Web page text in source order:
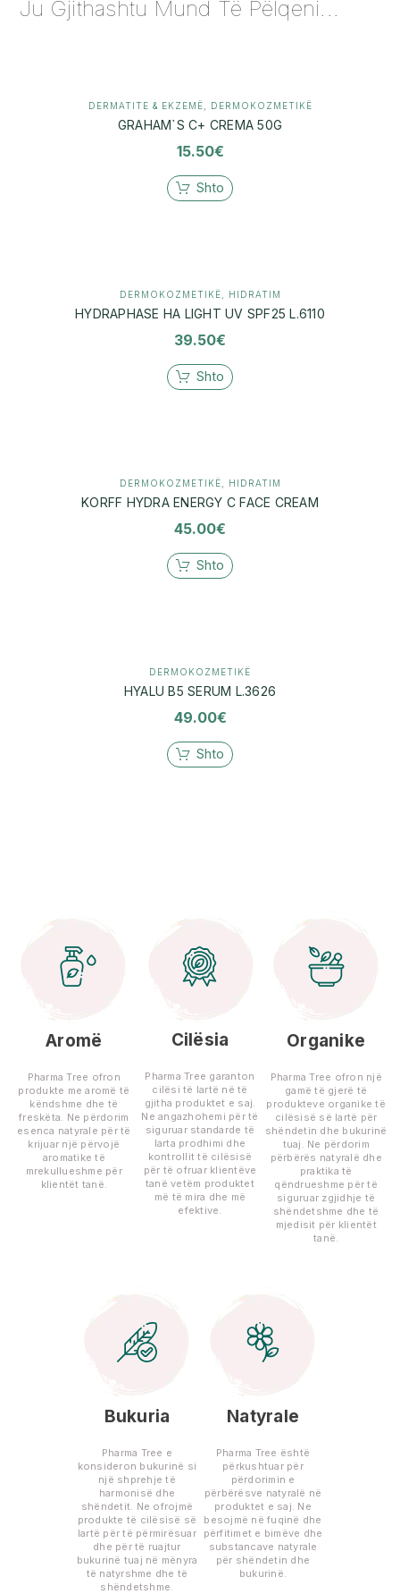
Ju Gjithashtu Mund Të Pëlqeni...
DERMATITE & EKZEMË DERMOKOZMETIKË
GRAHAM`S C+ CREMA 50G
15.50€
Shto
DERMOKOZMETIKË HIDRATIM
HYDRAPHASE HA LIGHT UV SPF25 L.6110
39.50€
Shto
DERMOKOZMETIKË HIDRATIM
KORFF HYDRA ENERGY C FACE CREAM
45.00€
Shto
DERMOKOZMETIKË
HYALU B5 SERUM L.3626
49.00€
Shto
Aromë
Pharma Tree ofron
produkte me aromë të
këndshme dhe të
freskëta. Ne përdorim
esenca natyrale për të
krijuar një përvojë
aromatike të
mrekullueshme për
klientët tanë.
Cilësia
Pharma Tree garanton
cilësi të lartë në të
gjitha produktet e saj.
Ne angazhohemi për të
siguruar standarde të
larta prodhimi dhe
kontrollit të cilësisë
për të ofruar klientëve
tanë vetëm produktet
më të mira dhe më
efektive.
Organike
Pharma Tree ofron një
gamë të gjerë të
produkteve organike të
cilësisë së lartë për
shëndetin dhe bukurinë
tuaj. Ne përdorim
përbërës natyralë dhe
praktika të
qëndrueshme për të
siguruar zgjidhje të
shëndetshme dhe të
mjedisit për klientët
tanë.
Bukuria
Pharma Tree e
konsideron bukurinë si
një shprehje të
harmonisë dhe
shëndetit. Ne ofrojmë
produkte të cilësisë së
lartë për të përmirësuar
dhe për të ruajtur
bukurinë tuaj në mënyra
të natyrshme dhe të
shëndetshme.
Natyrale
Pharma Tree është
përkushtuar për
përdorimin e
përbërësve natyralë në
produktet e saj. Ne
besojmë në fuqinë dhe
përfitimet e bimëve dhe
substancave natyrale
për shëndetin dhe
bukurinë.